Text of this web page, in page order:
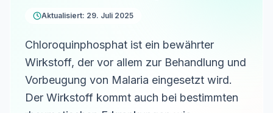
Aktualisiert: 29. Juli 2025
Chloroquinphosphat ist ein bewährter
Wirkstoff, der vor allem zur Behandlung und
Vorbeugung von Malaria eingesetzt wird.
Der Wirkstoff kommt auch bei bestimmten